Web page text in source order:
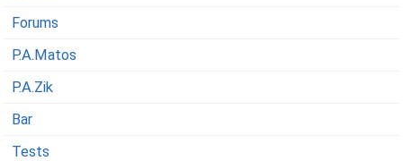
Forums
P.A.Matos
P.A.Zik
Bar
Tests